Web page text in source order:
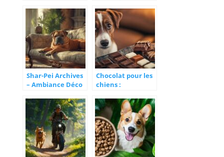
son chien
Shar-Pei Archives
– Ambiance Déco
pour un intérieur
adapté à votre
chien ridé
Chocolat pour les
chiens :
réflexes qui
sauvent en cas
d’accident